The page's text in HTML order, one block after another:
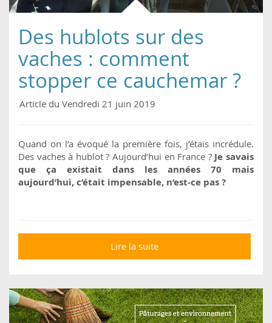
Des hublots sur des
vaches : comment
stopper ce cauchemar ?
Article du Vendredi 21 juin 2019
Quand on l’a évoqué la première fois, j’étais incrédule.
Des vaches à hublot ? Aujourd’hui en France ? Je savais
que ça existait dans les années 70 mais
aujourd’hui, c’était impensable, n’est-ce pas ?
Lire la suite
vaches : comment